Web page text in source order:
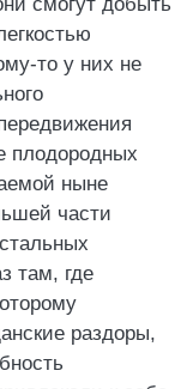
то у них не
плодородных
ныне
части
там, где
раздоры,